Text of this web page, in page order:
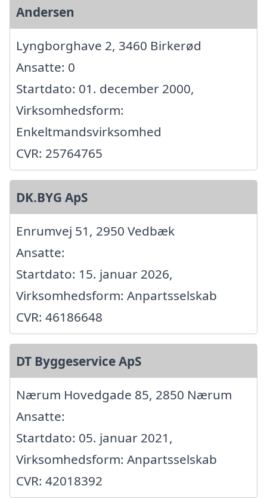
Andersen
Lyngborghave 2, 3460 Birkerød
Ansatte: 0
Startdato: 01. december 2000,
Virksomhedsform:
Enkeltmandsvirksomhed
CVR: 25764765
DK.BYG ApS
Enrumvej 51, 2950 Vedbæk
Ansatte:
Startdato: 15. januar 2026,
Virksomhedsform: Anpartsselskab
CVR: 46186648
DT Byggeservice ApS
Nærum Hovedgade 85, 2850 Nærum
Ansatte:
Startdato: 05. januar 2021,
Virksomhedsform: Anpartsselskab
CVR: 42018392